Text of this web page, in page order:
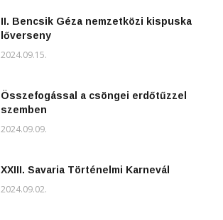
II. Bencsik Géza nemzetközi kispuska
lőverseny
2024.09.15.
Összefogással a csöngei erdőtűzzel
szemben
2024.09.09.
XXIII. Savaria Történelmi Karnevál
2024.09.02.